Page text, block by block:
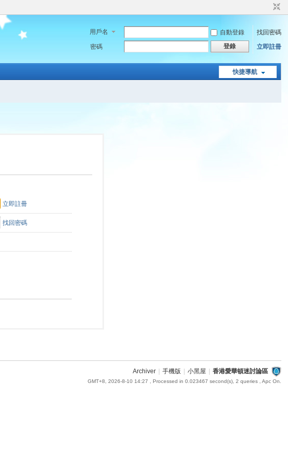
用戶名 自動登錄
找回密碼
密碼
登錄 立即註冊
快捷導航
立即註冊
找回密碼
Archiver 手機版 小黑屋 香港愛華頓迷討論區
GMT+8, 2026-8-10 14:27 , Processed in 0.023467 second(s), 2 queries , Apc On.